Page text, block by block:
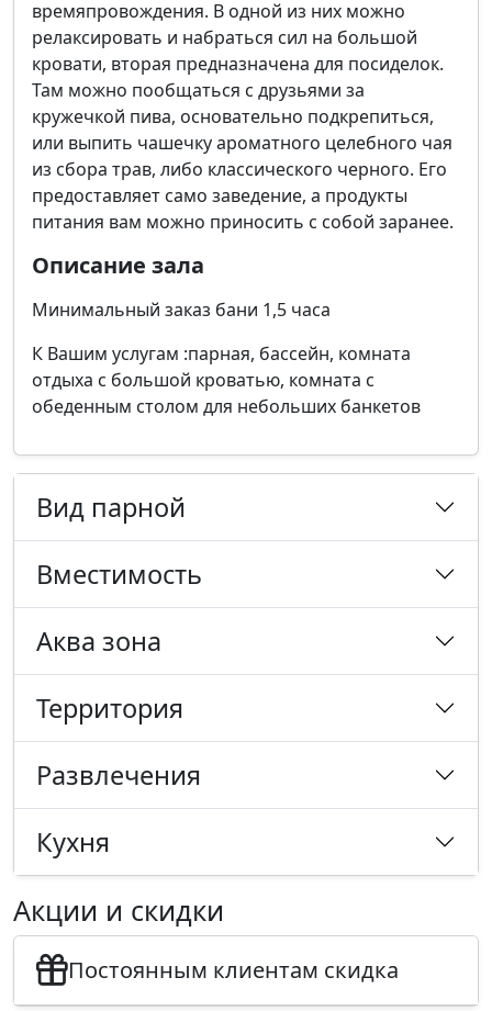
времяпровождения. В одной из них можно
релаксировать и набраться сил на большой
кровати, вторая предназначена для посиделок.
Там можно пообщаться с друзьями за
кружечкой пива, основательно подкрепиться,
или выпить чашечку ароматного целебного чая
из сбора трав, либо классического черного. Его
предоставляет само заведение, а продукты
питания вам можно приносить с собой заранее.
Описание зала
Минимальный заказ бани 1,5 часа
К Вашим услугам :парная, бассейн, комната
отдыха с большой кроватью, комната с
обеденным столом для небольших банкетов
Вид парной
Вместимость
Аква зона
Территория
Развлечения
Кухня
Акции и скидки
Постоянным клиентам скидка